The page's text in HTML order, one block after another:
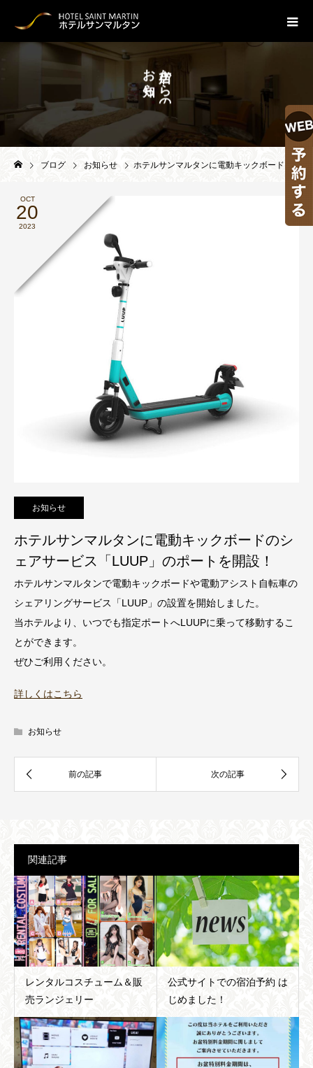
TOPICS
ら
の
お
ら
せ
ブログ お知らせ ホテルサンマルタンに電動キックボードのシェアサービス「LUUP」のポートを開設！
OCT
20
2023
お知らせ
ホテルサンマルタンに電動キックボードのシ
ェアサービス「LUUP」のポートを開設！
ホテルサンマルタンで電動キックボードや電動アシスト自転車の
シェアリングサービス「LUUP」の設置を開始しました。
当ホテルより、いつでも指定ポートへLUUPに乗って移動するこ
とができます。
ぜひご利用ください。
詳しくはこちら
お知らせ
関連記事
レンタルコスチューム＆販
売ランジェリー
公式サイトでの宿泊予約 は
じめました！